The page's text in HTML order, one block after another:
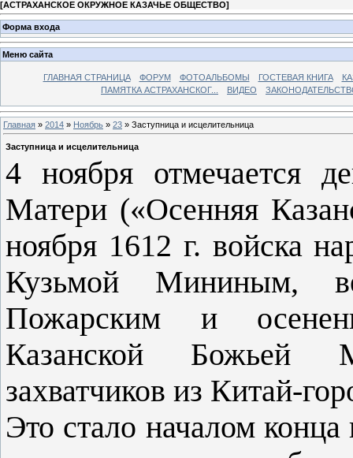
[АСТРАХАНСКОЕ ОКРУЖНОЕ КАЗАЧЬЕ ОБЩЕСТВО]
Форма входа
Меню сайта
ГЛАВНАЯ СТРАНИЦА ФОРУМ ФОТОАЛЬБОМЫ ГОСТЕВАЯ КНИГА
ПАМЯТКА АСТРАХАНСКОГ...
ВИДЕО
Главная » 2014 » Ноябрь » 23 » Заступница и исцелительница
Заступница и исцелительница
4 ноября отмечается
Матери («Осенняя
ноября 1612 г. войска
Кузьмой Мининым,
Пожарским и
Казанской Божьей
захватчиков из Китай-
Это стало началом